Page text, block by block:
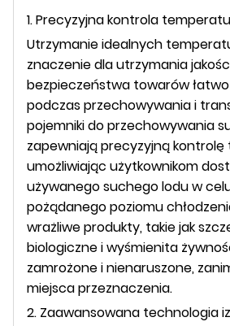
1. Precyzyjna kontrola
Utrzymanie idealnych
znaczenie dla utrzymania
bezpieczeństwa towarów
podczas przechowywania i
pojemniki do przechowywania
zapewniają precyzyjną
umożliwiając użytkownikom
używanego suchego lodu w
pożądanego poziomu
wrażliwe produkty, takie jak
biologiczne i wyśmienita
zamrożone i nienaruszone,
miejsca przeznaczenia.
2. Zaawansowana technologia